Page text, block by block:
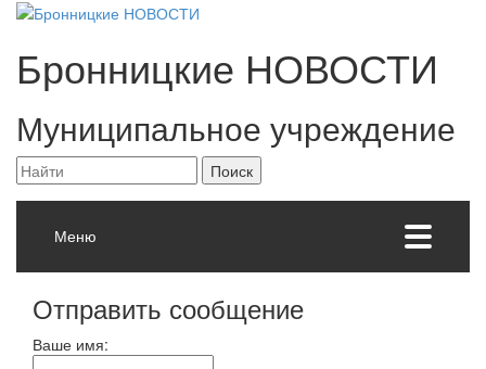
Бронницкие НОВОСТИ
Муниципальное учреждение
Меню
Отправить сообщение
Ваше имя: